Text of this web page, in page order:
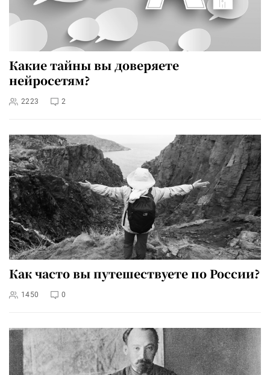
Какие тайны вы доверяете
нейросетям?
2223 2
Как часто вы путешествуете по России?
1450 0